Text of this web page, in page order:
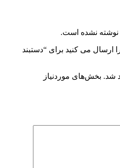
نوشته نشده است.
ارسال می کنید برای “دستبند
شد. بخش‌های موردنیاز